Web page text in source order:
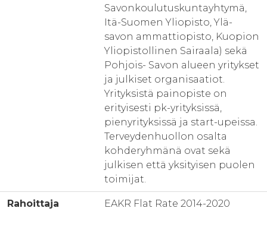
Savonkoulutuskuntayhtymä,
Itä-Suomen Yliopisto, Ylä-
savon ammattiopisto, Kuopion
Yliopistollinen Sairaala) sekä
Pohjois- Savon alueen yritykset
ja julkiset organisaatiot.
Yrityksistä painopiste on
erityisesti pk-yrityksissä,
pienyrityksissä ja start-upeissa.
Terveydenhuollon osalta
kohderyhmänä ovat sekä
julkisen että yksityisen puolen
toimijat.
Rahoittaja EAKR Flat Rate 2014-2020